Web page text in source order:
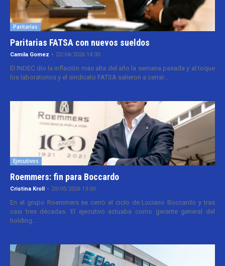
Paritarias
Paritarias FATSA con nuevos sueldos
Camila Gomez - 22/04/2026 14:30
El INDEC dio la inflación más alta del año la semana pasada y al toque
los laboratorios y el sindicato FATSA salieron a cerrar...
Ejecutivos
Roemmers: fin para Boccardo
Cristina Kroll - 20/05/2026 13:00
En el grupo Roemmers se cerró el ciclo de Luciano Boccardo y tras
casi tres décadas. El ejecutivo actuaba como gerente general del
holding...